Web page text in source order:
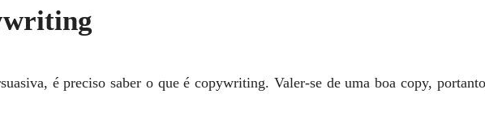
é preciso saber o que é copywriting. Valer-se de uma boa copy,